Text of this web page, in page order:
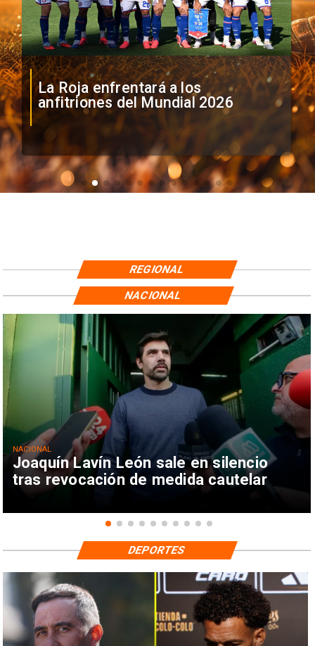
La Roja enfrentará a los
anfitriones del Mundial 2026
REGIONAL
Joaquín Lavín León sale en silencio
tras revocación de medida cautelar
NACIONAL
NACIONAL
DEPORTES